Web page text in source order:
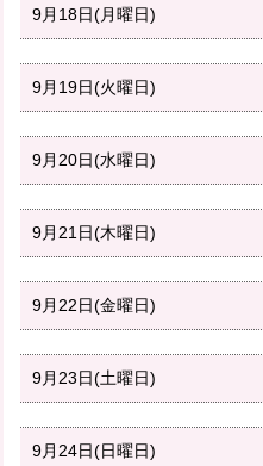
9月18日(月曜日)
9月19日(火曜日)
9月20日(水曜日)
9月21日(木曜日)
9月22日(金曜日)
9月23日(土曜日)
9月24日(日曜日)